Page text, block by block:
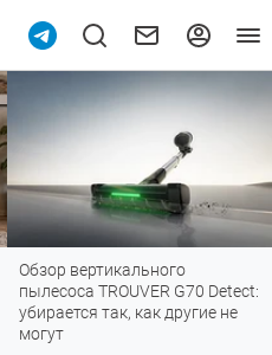
Топ-8 недорогих роутеров с Wi-
Fi 7: все «плюшки» последнего
стандарта